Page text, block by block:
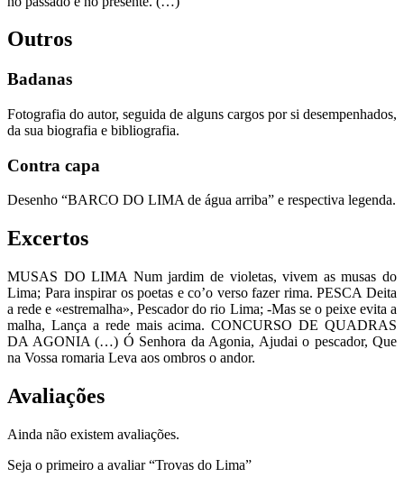
Outros
Badanas
Fotografia do autor, seguida de alguns cargos por si desempenhados,
da sua biografia e bibliografia.
Contra capa
Desenho “BARCO DO LIMA de água arriba” e respectiva legenda.
Excertos
MUSAS DO LIMA Num jardim de violetas, vivem as musas do
Lima; Para inspirar os poetas e co’o verso fazer rima. PESCA Deita
a rede e «estremalha», Pescador do rio Lima; -Mas se o peixe evita a
malha, Lança a rede mais acima. CONCURSO DE QUADRAS
DA AGONIA (…) Ó Senhora da Agonia, Ajudai o pescador, Que
na Vossa romaria Leva aos ombros o andor.
Avaliações
Ainda não existem avaliações.
Seja o primeiro a avaliar “Trovas do Lima”